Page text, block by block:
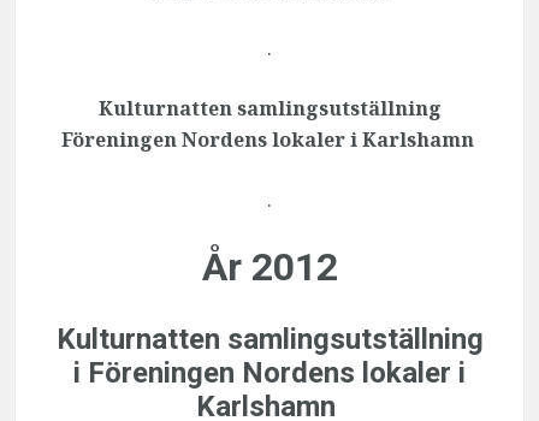
.
Kulturnatten samlingsutställning
Föreningen Nordens lokaler i Karlshamn
.
År 2012
Kulturnatten samlingsutställning
i Föreningen Nordens lokaler i
Karlshamn